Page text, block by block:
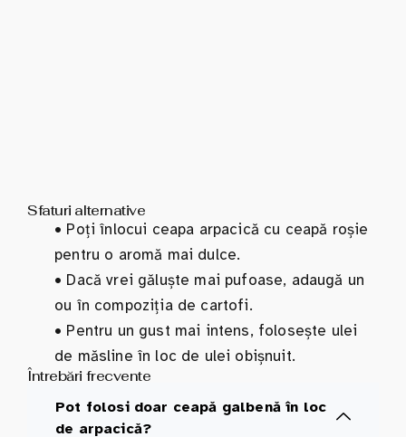
Sfaturi alternative
• Poți înlocui ceapa arpacică cu ceapă roșie
pentru o aromă mai dulce.
• Dacă vrei găluște mai pufoase, adaugă un
ou în compoziția de cartofi.
• Pentru un gust mai intens, folosește ulei
de măsline în loc de ulei obișnuit.
Întrebări frecvente
Pot folosi doar ceapă galbenă în loc
de arpacică?